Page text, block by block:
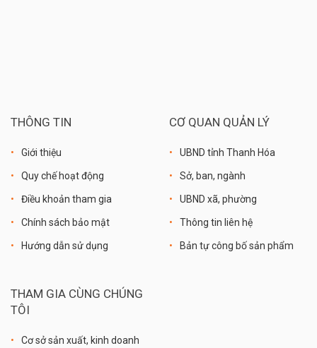
THÔNG TIN
Giới thiệu
Quy chế hoạt động
Điều khoản tham gia
Chính sách bảo mật
Hướng dẫn sử dụng
CƠ QUAN QUẢN LÝ
UBND tỉnh Thanh Hóa
Sở, ban, ngành
UBND xã, phường
Thông tin liên hệ
Bản tự công bố sản phẩm
THAM GIA CÙNG CHÚNG
TÔI
Cơ sở sản xuất, kinh doanh